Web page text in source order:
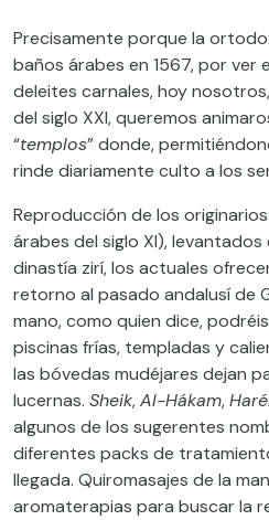
Precisamente porque la
baños árabes en 1567, por ver
deleites carnales, hoy
del siglo XXI, queremos
“templos” donde,
rinde diariamente culto a los
Reproducción de los originarios
árabes del siglo XI),
dinastía zirí, los actuales
retorno al pasado andalusí de
mano, como quien dice,
piscinas frías, templadas y
las bóvedas mudéjares dejan
lucernas. Sheik,Al-Hákam,
algunos de los sugerentes
diferentes packs de
llegada. Quiromasajes de la
aromaterapias para buscar la